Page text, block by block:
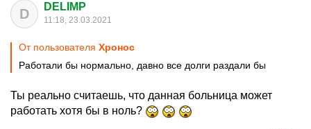
D DELIMP
11:18, 23.03.2021
От пользователя Хронос
Работали бы нормально, давно все долги раздали бы
Ты реально считаешь, что данная больница может
работать хотя бы в ноль?